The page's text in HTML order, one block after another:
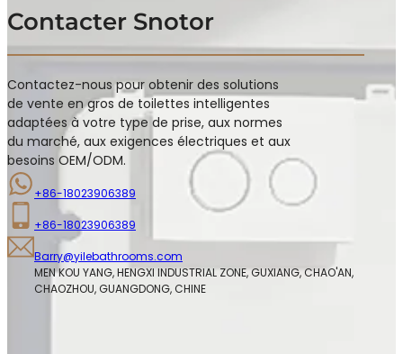
Contacter Snotor
Contactez-nous pour obtenir des solutions
de vente en gros de toilettes intelligentes
adaptées à votre type de prise, aux normes
du marché, aux exigences électriques et aux
besoins OEM/ODM.
+86-18023906389
+86-18023906389
Barry@yilebathrooms.com
MEN KOU YANG, HENGXI INDUSTRIAL ZONE, GUXIANG, CHAO'AN,
CHAOZHOU, GUANGDONG, CHINE